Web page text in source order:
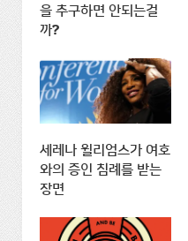
을 추구하면 안되는걸
까?
세레나 윌리엄스가 여호
와의 증인 침례를 받는
장면